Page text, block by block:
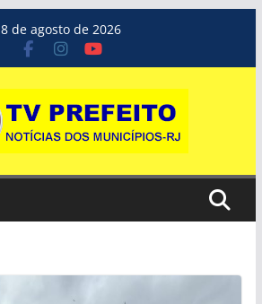
8 de agosto de 2026